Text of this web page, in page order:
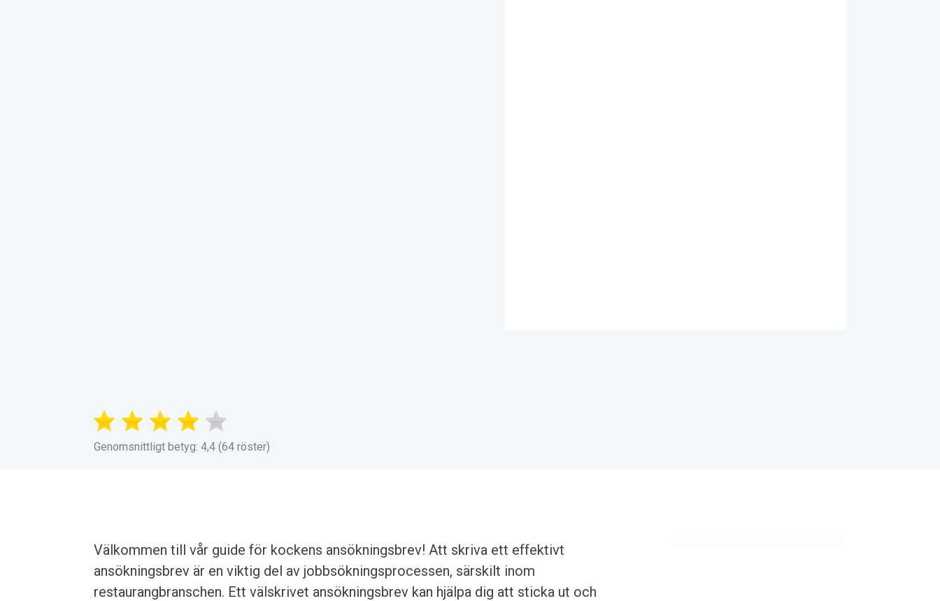
Genomsnittligt betyg: 4,4 (64 röster)
Välkommen till vår guide för kockens ansökningsbrev! Att skriva ett effektivt
ansökningsbrev är en viktig del av jobbsökningsprocessen, särskilt inom
restaurangbranschen. Ett välskrivet ansökningsbrev kan hjälpa dig att sticka ut och